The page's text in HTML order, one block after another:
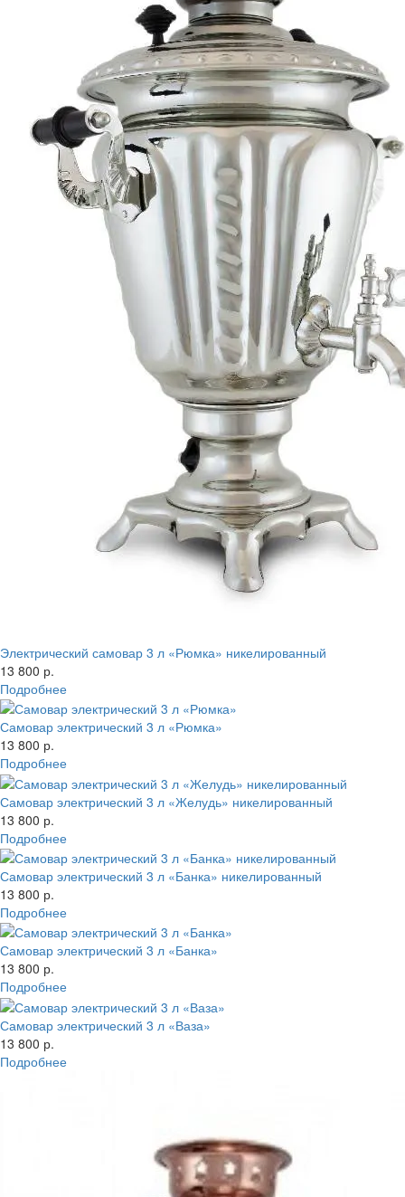
Электрический самовар 3 л «Рюмка» никелированный
13 800 р.
Подробнее
Самовар электрический 3 л «Рюмка»
13 800 р.
Подробнее
Самовар электрический 3 л «Желудь» никелированный
13 800 р.
Подробнее
Самовар электрический 3 л «Банка» никелированный
13 800 р.
Подробнее
Самовар электрический 3 л «Банка»
13 800 р.
Подробнее
Самовар электрический 3 л «Ваза»
13 800 р.
Подробнее